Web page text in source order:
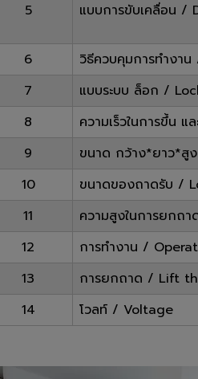
5
แบบการขับเคลื่อน /
6
วิธีควบคุมการทำงา
7
แบบระบบ ล็อก /
8
ความเร็วในการขึ้น
9
ขนาด กว้าง*ยาว*
10
ขนาดของถาดรับ /
11
ความสูงในการยก
12
การทำงาน /
13
การยกถาด / Lift
14
โวลท์ / Voltage